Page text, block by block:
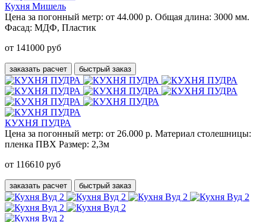
Кухня Мишель
Цена за погонный метр: от 44.000 р. Общая длина: 3000 мм.
Фасад: МДФ, Пластик
от 141000 руб
заказать расчет быстрый заказ
КУХНЯ ПУДРА
Цена за погонный метр: от 26.000 р. Материал столешницы:
пленка ПВХ Размер: 2,3м
от 116610 руб
заказать расчет быстрый заказ